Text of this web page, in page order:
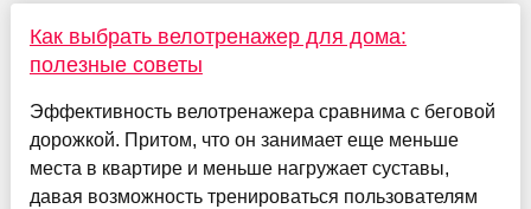
Как выбрать велотренажер для дома:
полезные советы
Эффективность велотренажера сравнима с беговой
дорожкой. Притом, что он занимает еще меньше
места в квартире и меньше нагружает суставы,
давая возможность тренироваться пользователям